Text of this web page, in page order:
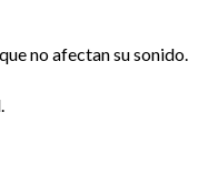
no afectan su sonido.